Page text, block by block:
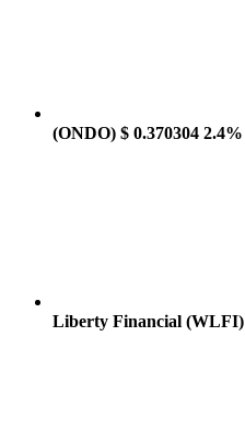
(ONDO) $ 0.370304 2.4%
Liberty Financial (WLFI)